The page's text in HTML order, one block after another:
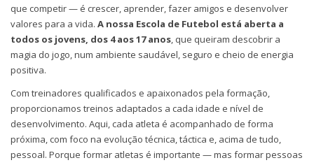
que competir — é crescer, aprender, fazer amigos e desenvolver
valores para a vida. A nossa Escola de Futebol está aberta a
todos os jovens, dos 4 aos 17 anos, que queiram descobrir a
magia do jogo, num ambiente saudável, seguro e cheio de energia
positiva.
Com treinadores qualificados e apaixonados pela formação,
proporcionamos treinos adaptados a cada idade e nível de
desenvolvimento. Aqui, cada atleta é acompanhado de forma
próxima, com foco na evolução técnica, táctica e, acima de tudo,
pessoal. Porque formar atletas é importante — mas formar pessoas